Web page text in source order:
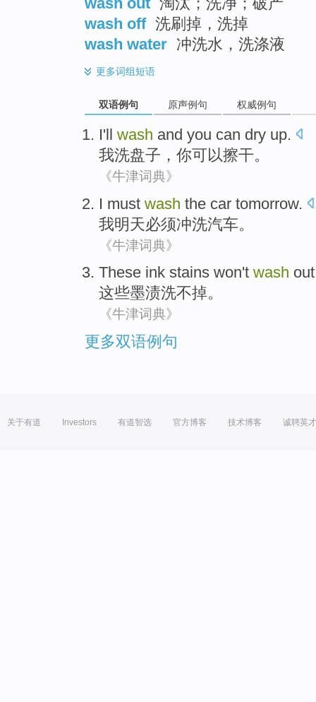
wash off 洗刷掉，洗掉
wash water 冲洗水，洗涤液
更多词组短语
双语例句 原声例句 权威例句
I'll wash and you can dry up.
我洗盘子， 你可以擦干。
《牛津词典》
I must wash the car tomorrow.
我明天必须冲洗汽车。
《牛津词典》
These ink stains won't wash out
这些墨渍洗不掉。
《牛津词典》
更多双语例句
关于有道 Investors 有道智选 官方博客 技术博客 诚聘英才